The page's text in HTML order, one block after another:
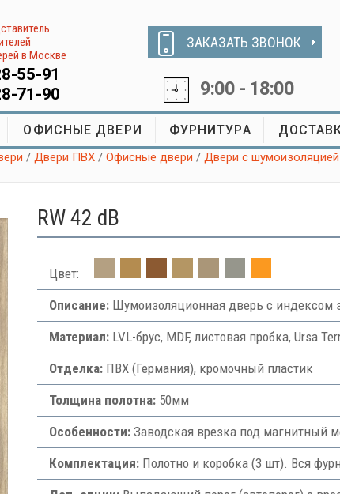
в Москве
55-91
71-90
ЗАКАЗАТЬ ЗВОНОК
9:00 - 18:00
ОФИСНЫЕ ДВЕРИ ФУРНИТУРА
/Двери ПВХ /Офисные двери /Двери с шумоизоляцией
RW 42 dB
Цвет:
Описание:Шумоизоляционная дверь с индексом
Материал:LVL-брус, MDF, листовая пробка, Ursa
Отделка:ПВХ (Германия), кромочный пластик
Толщина полотна:50мм
Особенности:Заводская врезка под магнитный
Комплектация:Полотно и коробка (3 шт). Вся